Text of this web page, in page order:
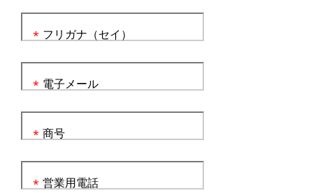
フリガナ（セイ）
*
電子メール
*
商号
*
営業用電話
*